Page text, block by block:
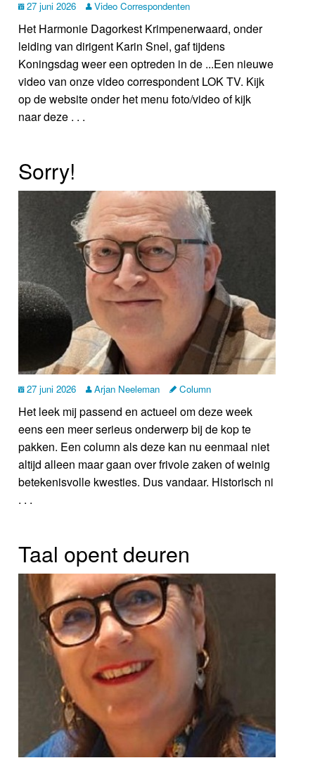
27 juni 2026 Video Correspondenten
Het Harmonie Dagorkest Krimpenerwaard, onder
leiding van dirigent Karin Snel, gaf tijdens
Koningsdag weer een optreden in de ...Een nieuwe
video van onze video correspondent LOK TV. Kijk
op de website onder het menu foto/video of kijk
naar deze . . .
Sorry!
27 juni 2026 Arjan Neeleman Column
Het leek mij passend en actueel om deze week
eens een meer serieus onderwerp bij de kop te
pakken. Een column als deze kan nu eenmaal niet
altijd alleen maar gaan over frivole zaken of weinig
betekenisvolle kwesties. Dus vandaar. Historisch ni
. . .
Taal opent deuren